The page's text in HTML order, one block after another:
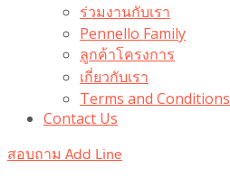
ร่วมงานกับเรา
Pennello Family
ลูกค้าโครงการ
เกี่ยวกับเรา
Terms and Conditions
Contact Us
สอบถาม Add Line